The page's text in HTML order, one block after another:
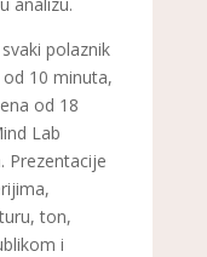
polaznik
10 minuta,
od 18
Lab
Prezentacije
ton,
i